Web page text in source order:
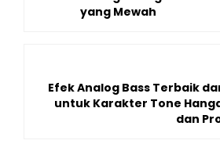
yang Mewah
Efek Analog Bass Terbaik
untuk Karakter Tone
dan